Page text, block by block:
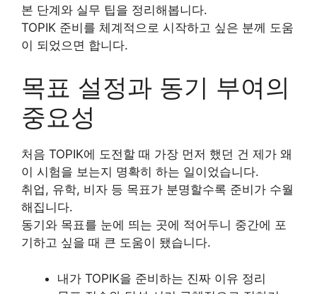
본 단계와 실무 팁을 정리해봅니다.
TOPIK 준비를 체계적으로 시작하고 싶은 분께 도움
이 되었으면 합니다.
목표 설정과 동기 부여의
중요성
처음 TOPIK에 도전할 때 가장 먼저 했던 건 제가 왜
이 시험을 보는지 명확히 하는 일이었습니다.
취업, 유학, 비자 등 목표가 분명할수록 준비가 수월
해집니다.
동기와 목표를 눈에 띄는 곳에 적어두니 중간에 포
기하고 싶을 때 큰 도움이 됐습니다.
내가 TOPIK을 준비하는 진짜 이유 정리